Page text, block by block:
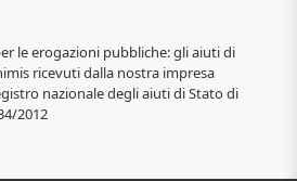
le erogazioni pubbliche: gli aiuti di
ricevuti dalla nostra impresa
nazionale degli aiuti di Stato di
2012